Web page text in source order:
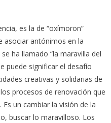
es la de “oxímoron”
asociar antónimos en la
ha llamado “la maravilla del
puede significar el desafío
creativas y solidarias de
procesos de renovación que
un cambiar la visión de la
buscar lo maravilloso. Los